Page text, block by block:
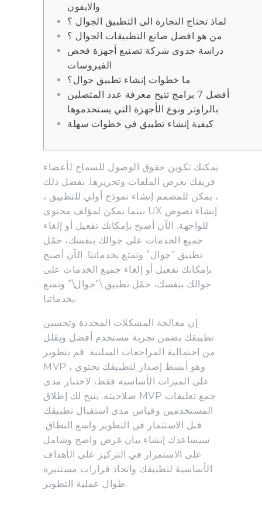
والايفون
لماذ تحتاج التجارة الى التطبيق الجوال ؟
من هو افضل صانع التطبيقات الجوال ؟
دراسة جدوى شركة تصنيع أجهزة فحص
الفيروسات
ما خطوات إنشاء تطبيق جوال؟
أفضل 7 برامج تتيح معرفة عدد المتصلين
بالراوتر ونوع الأجهزة التي يستخدموها
كيفية إنشاء تطبيق في خطوات سهلة
يمكنك تكوين حقوق الوصول للسماح لأعضاء
فريقك بعرض الملفات وتحريرها. بفضل ذلك
، يمكن للمصمم إنشاء نموذج أولي للتطبيق ،
بينما يمكن لمؤلف محتوى UX إنشاء نصوص
للواجهة. الآن أصبح بإمكانك تفعيل أو إلغاء
جميع الخدمات على جوالك بنفسك، حمّل
تطبيق “جوال” وتمتع بخدماتنا. الآن أصبح
بإمكانك تفعيل أو إلغاء جميع الخدمات على
جوالك بنفسك، حمّل تطبيق \”جوال\” وتمتع
بخدماتنا.
إن معالجة المشكلات المحددة وتحسين
تطبيقك يضمن تجربة مستخدم أفضل ويقلل
من احتمالية المراجعات السلبية. قم بتطوير
MVP ، وهو أبسط إصدار لتطبيقك يحتوي
على الميزات الأساسية فقط، لاختبار مدى
صلاحيته. يتيح لك إطلاق MVP جمع تعليقات
المستخدمين وقياس مدى استقبال تطبيقك
قبل الاستثمار في التطوير واسع النطاق.
سيساعدك إنشاء بيان غرض واضح وشامل
على الاستمرار في التركيز على الأهداف
الأساسية لتطبيقك واتخاذ قرارات مستنيرة
طوال عملية التطوير.